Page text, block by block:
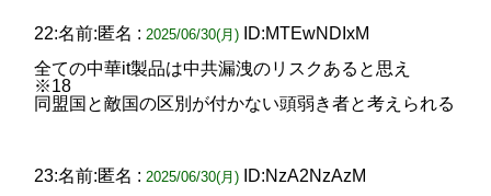
22:名前:匿名 : 2025/06/30(月)
ID:MTEwNDIxM
全ての中華it製品は中共漏洩のリスクあると思え
※18
同盟国と敵国の区別が付かない頭弱き者と考えられる
23:名前:匿名 : 2025/06/30(月)
ID:NzA2NzAzM